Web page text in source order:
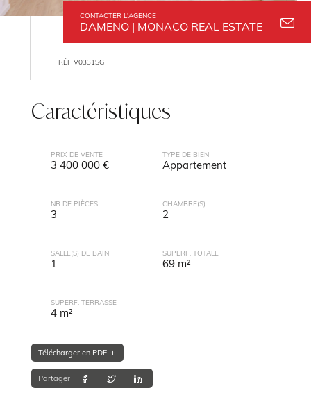
CONTACTER L'AGENCE
DAMENO | MONACO REAL ESTATE
RÉF V0331SG
Caractéristiques
PRIX DE VENTE
3 400 000 €
TYPE DE BIEN
Appartement
NB DE PIÈCES
3
CHAMBRE(S)
2
SALLE(S) DE BAIN
1
SUPERF. TOTALE
69 m²
SUPERF. TERRASSE
4 m²
Télécharger en PDF
Partager